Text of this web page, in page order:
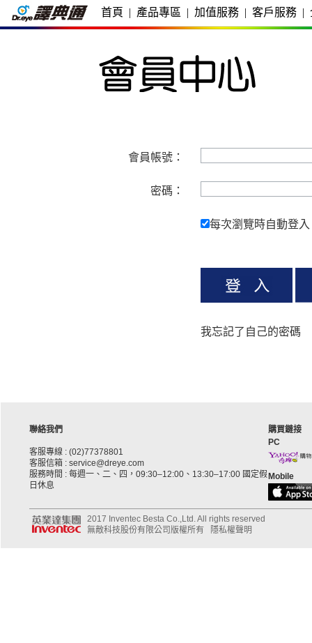
首頁 | 產品專區 | 加值服務 | 客戶服務 |
會員帳號：
密碼：
每次瀏覽時自動登入
我忘記了自己的密碼
聯絡我們
客服專線 : (02)77378801
客服信箱 : service@dreye.com
服務時間 : 每週一、二、四，09:30–12:00、13:30–17:00 國定假
日休息
購買鏈接
PC
Mobile
2017 Inventec Besta Co.,Ltd. All rights reserved
無敵科技股份有限公司版權所有
隱私權聲明